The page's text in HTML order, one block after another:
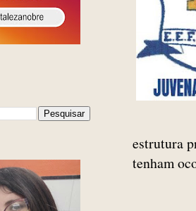
estrutura
tenham